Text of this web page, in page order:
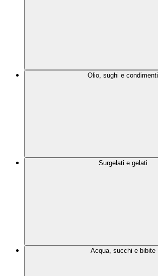
Olio, sughi e condimenti
Surgelati e gelati
Acqua, succhi e bibite